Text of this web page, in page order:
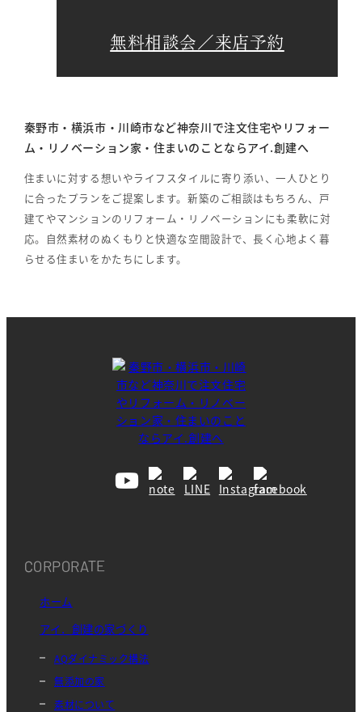
無料相談会／来店予約
秦野市・横浜市・川崎市など神奈川で注文住宅やリフォー
ム・リノベーション家・住まいのことならアイ.創建へ
住まいに対する想いやライフスタイルに寄り添い、一人ひとり
に合ったプランをご提案します。新築のご相談はもちろん、戸
建てやマンションのリフォーム・リノベーションにも柔軟に対
応。自然素材のぬくもりと快適な空間設計で、長く心地よく暮
らせる住まいをかたちにします。
CORPORATE
ホーム
アイ．創建の家づくり
AQダイナミック構法
無添加の家
素材について